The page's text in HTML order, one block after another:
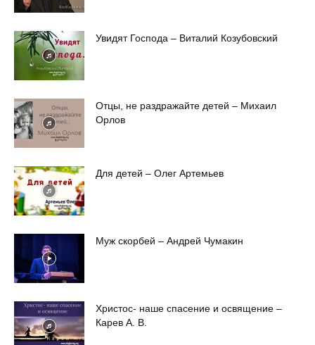
Увидят Господа – Виталий Козубовский
Отцы, не раздражайте детей – Михаил
Орлов
Для детей – Олег Артемьев
Муж скорбей – Андрей Чумакин
Христос- наше спасение и освящение –
Карев А. В.